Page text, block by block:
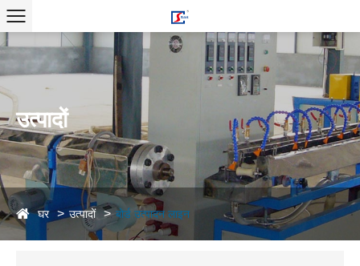
उत्पादों
घर उत्पादों बोर्ड उत्पादन लाइन